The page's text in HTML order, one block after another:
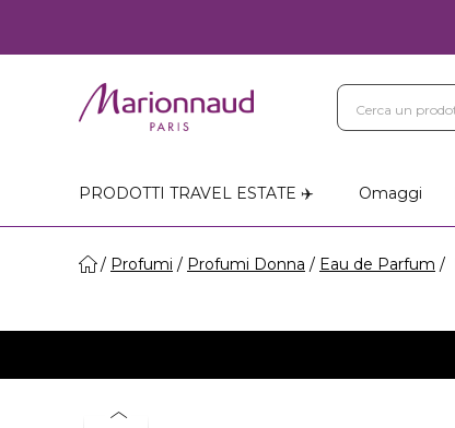
PRODOTTI TRAVEL ESTATE ✈️ Omaggi
Profumi Profumi Donna Eau de Parfum